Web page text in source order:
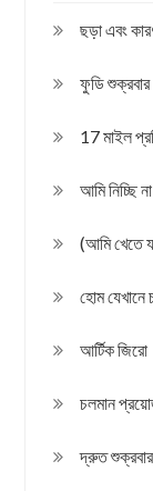
ছড়া এবং
ফুডি
17 মাইল
আমি নিচ্ছি
(আমি খেতে
হোম যেখানে
আর্টিক জিরো
চলমান
দ্রুত